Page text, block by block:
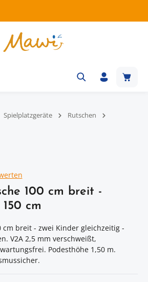
Spielplatzgeräte
Rutschen
von 0 von 5 Sternen
100 cm breit -
cm
cm breit - zwei Kinder gleichzeitig -
V2A 2,5 mm verschweißt,
Podesthöhe 1,50 m.